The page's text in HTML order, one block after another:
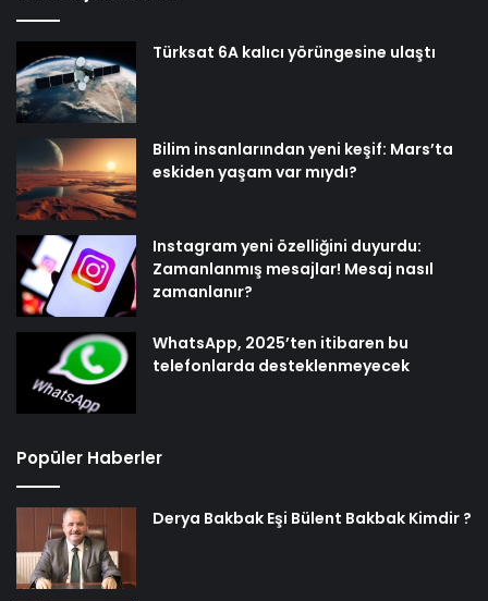
Türksat 6A kalıcı yörüngesine ulaştı
Bilim insanlarından yeni keşif: Mars’ta
eskiden yaşam var mıydı?
Instagram yeni özelliğini duyurdu:
Zamanlanmış mesajlar! Mesaj nasıl
zamanlanır?
WhatsApp, 2025’ten itibaren bu
telefonlarda desteklenmeyecek
Popüler Haberler
Derya Bakbak Eşi Bülent Bakbak Kimdir ?